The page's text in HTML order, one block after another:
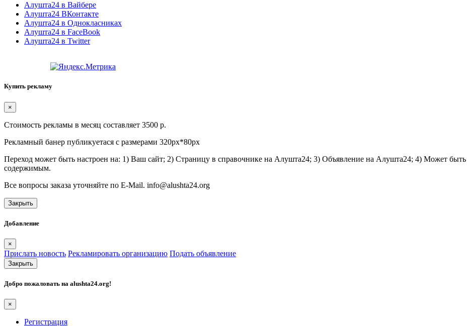
Алушта24 в Вайбере
Алушта24 ВКонтакте
Алушта24 в Однокласниках
Алушта24 в FaceBook
Алушта24 в Twitter
Купить рекламу
×
Стоимость рекламы в месяц составляет 3500 р.
Рекламный банер публикуетася с размерами 320px*80px
Переход может быть настроен на: 1) Ваш сайт; 2) Страницу в справочнике на Алушта24; 3) Объявление на Алушта24; 4) Может быть
содержимым.
Все вопросы заказа уточняйте по E-Mail. info@alushta24.org
Закрыть
Добавление
×
Прислать новость Рекламировать организацию Подать объявление
Закрыть
Добро пожаловать на alushta24.org!
×
Регистрация